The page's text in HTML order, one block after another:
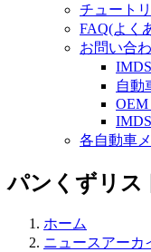
チュート
FAQ(よく
お問い合
自動
OEM
各自動車
パンくずリス
ホーム
ニュースアーカ